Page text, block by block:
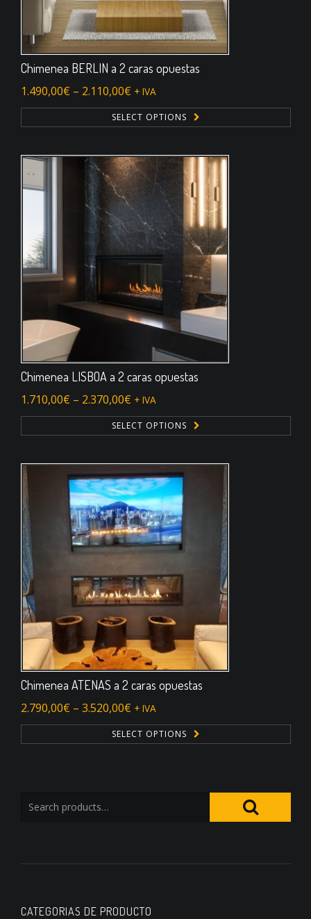
Chimenea BERLIN a 2 caras opuestas
1.490,00€ – 2.110,00€ + IVA
SELECT OPTIONS
Chimenea LISBOA a 2 caras opuestas
1.710,00€ – 2.370,00€ + IVA
SELECT OPTIONS
Chimenea ATENAS a 2 caras opuestas
2.790,00€ – 3.520,00€ + IVA
SELECT OPTIONS
CATEGORIAS DE PRODUCTO